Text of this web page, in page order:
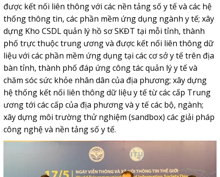
được kết nối liên thông với các nền tảng số y tế và các hệ
thống thông tin, các phần mềm ứng dụng ngành y tế; xây
dựng Kho CSDL quản lý hồ sơ SKĐT tại mỗi tỉnh, thành
phố trực thuộc trung ương và được kết nối liên thông dữ
liệu với các phần mềm ứng dụng tại các cơ sở y tế trên địa
bàn tỉnh, thành phố đáp ứng công tác quản lý y tế và
chăm sóc sức khỏe nhân dân của địa phương; xây dựng
hệ thống kết nối liên thông dữ liệu y tế từ các cấp Trung
ương tới các cấp của địa phương và y tế các bộ, ngành;
xây dựng môi trường thử nghiệm (sandbox) các giải pháp
công nghệ và nền tảng số y tế.